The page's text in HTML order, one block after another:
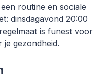
routine en sociale
dinsdagavond 20:00
is funest voor
je gezondheid.